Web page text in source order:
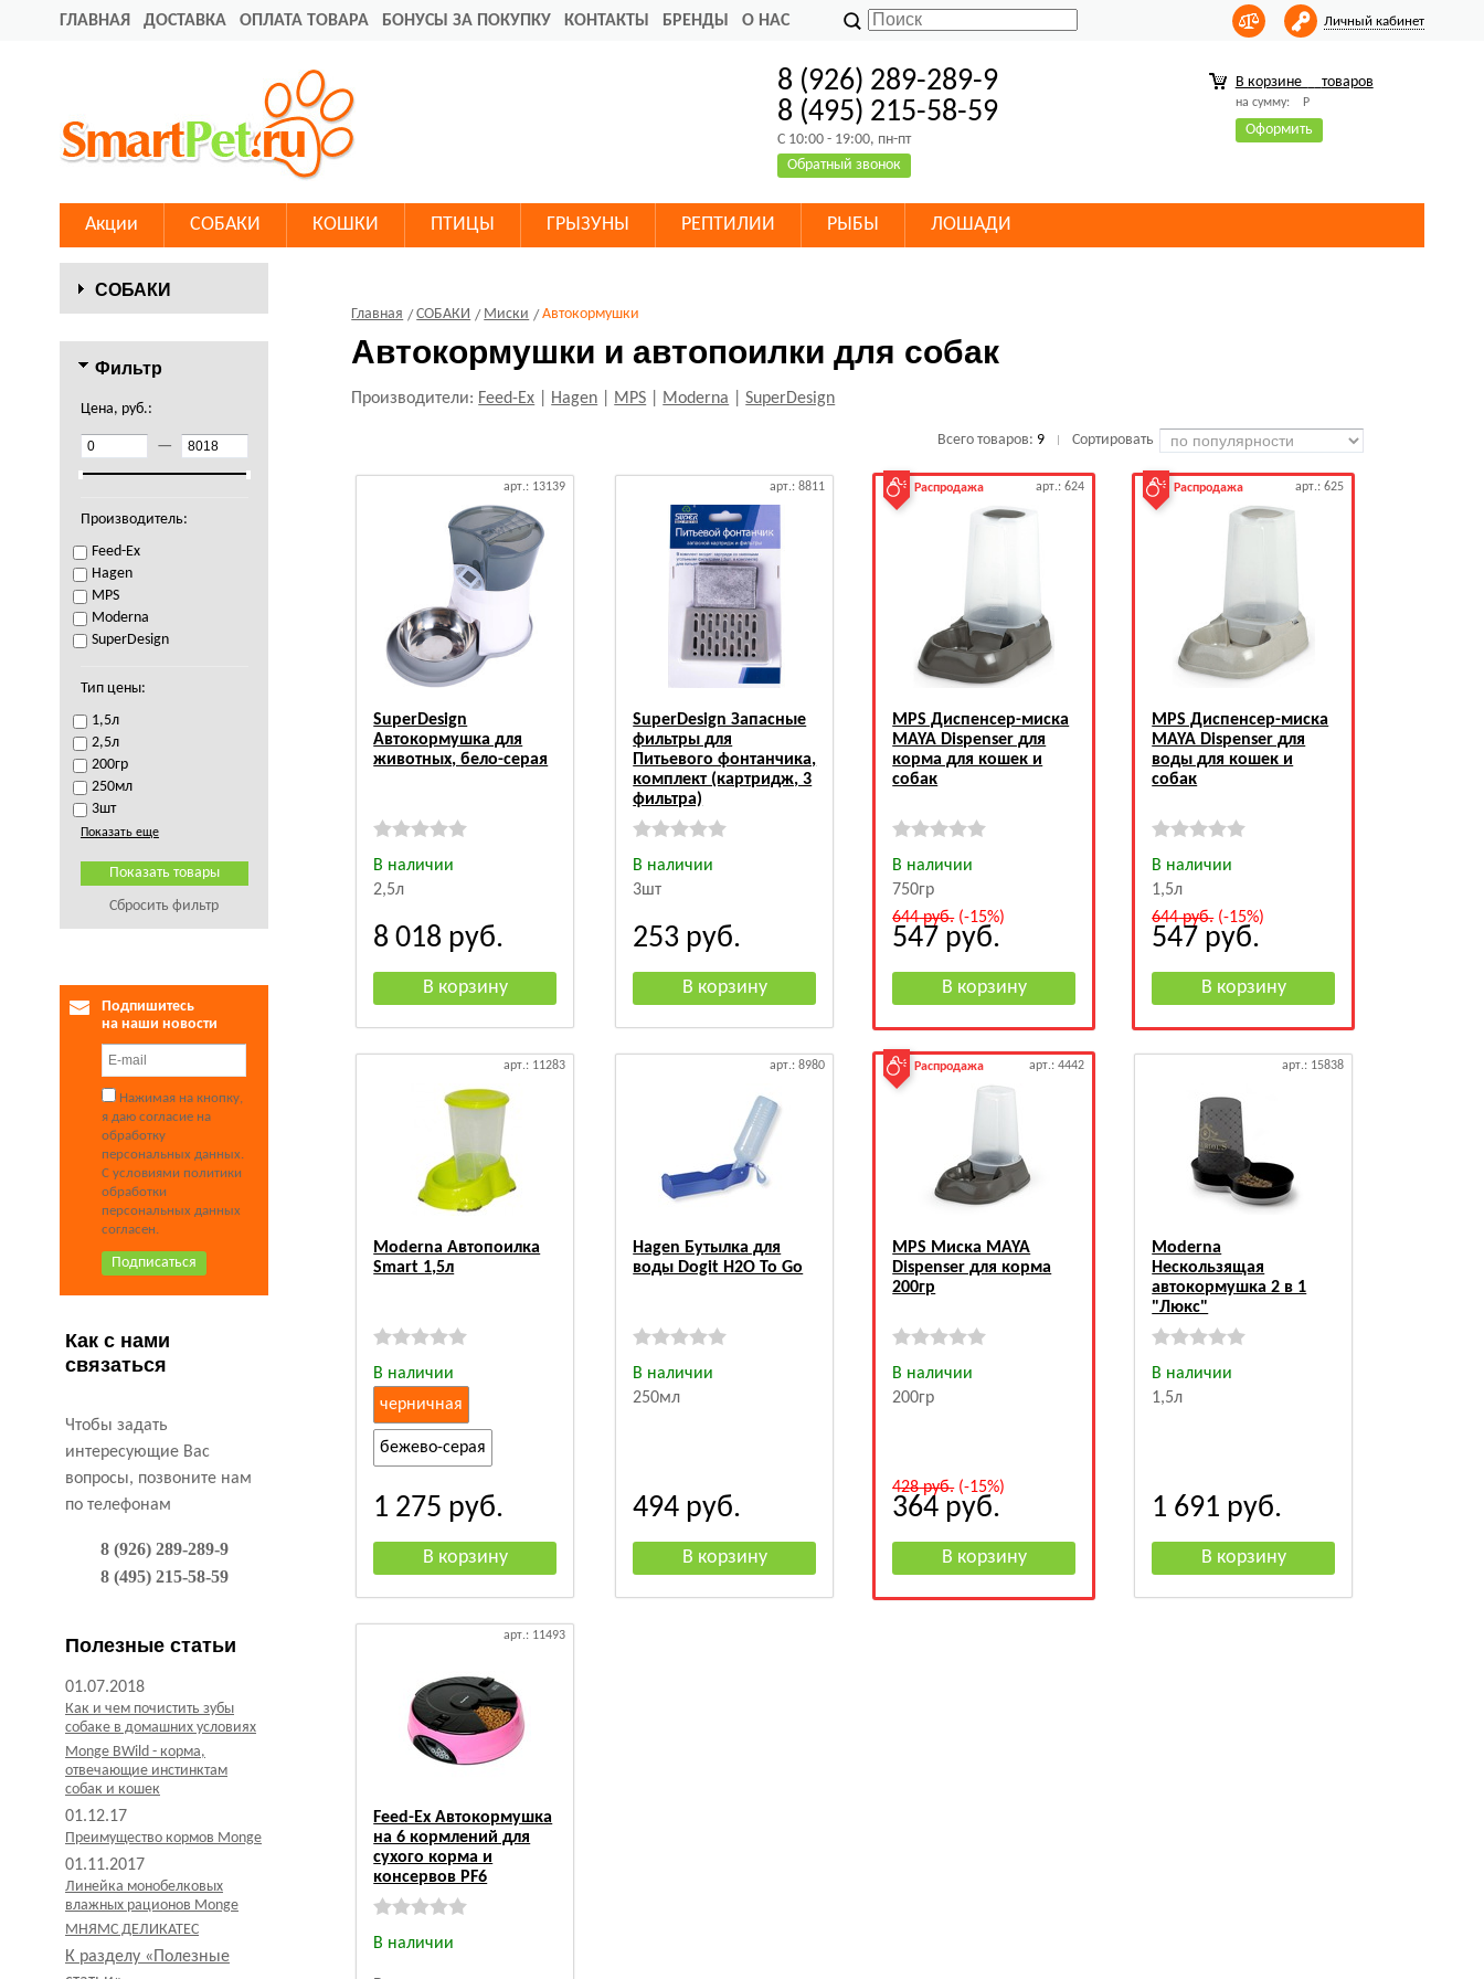
ГЛАВНАЯ ДОСТАВКА ОПЛАТА ТОВАРА БОНУСЫ ЗА ПОКУПКУ КОНТАКТЫ БРЕНДЫ О НАС Личный кабинет
8 (926) 289-289-9
8 (495) 215-58-59
C 10:00 - 19:00, пн-пт
Обратный звонок
В корзине товаров
на сумму: Р
Оформить
Акции СОБАКИ КОШКИ ПТИЦЫ ГРЫЗУНЫ РЕПТИЛИИ РЫБЫ ЛОШАДИ
СОБАКИ
Фильтр
Цена, руб.:
—
Производитель:
Feed-Ex
Hagen
MPS
Moderna
SuperDesign
Тип цены:
1,5л
2,5л
200гр
250мл
3шт
Показать еще
Сбросить фильтр
Подпишитесь
на наши новости
Нажимая на кнопку,
я даю согласие на
обработку
персональных данных.
С условиями политики
обработки
персональных данных
согласен.
Как с нами
связаться
Чтобы задать
интересующие Вас
вопросы, позвоните нам
по телефонам
8 (926) 289-289-9
8 (495) 215-58-59
Полезные статьи
01.07.2018
Как и чем почистить зубы
собаке в домашних условиях
Monge BWild - корма,
отвечающие инстинктам
собак и кошек
01.12.17
Преимущество кормов Monge
01.11.2017
Линейка монобелковых
влажных рационов Monge
МНЯМС ДЕЛИКАТЕС
К разделу «Полезные
Главная СОБАКИ Миски Автокормушки
Автокормушки и автопоилки для собак
Производители: Feed-Ex Hagen MPS Moderna |SuperDesign
Всего товаров: 9 Сортировать
арт.: 13139
SuperDesign
Автокормушка для
животных, бело-серая
В наличии
2,5л
8 018 руб.
арт.: 8811
SuperDesign Запасные
фильтры для
Питьевого фонтанчика,
комплект (картридж, 3
фильтра)
В наличии
3шт
253 руб.
Распродажа арт.: 624
MPS Диспенсер-миска
MAYA Dispenser для
корма для кошек и
собак
В наличии
750гр
644руб.(-15%)
547 руб.
Распродажа арт.: 625
MPS Диспенсер-миска
MAYA Dispenser для
воды для кошек и
собак
В наличии
1,5л
644руб.(-15%)
547 руб.
арт.: 11283
Moderna Автопоилка
Smart 1,5л
В наличии
черничная
бежево-серая
1 275 руб.
арт.: 8980
Hagen Бутылка для
воды Dogit H2O To Go
В наличии
250мл
494 руб.
Распродажа арт.: 4442
MPS Миска MAYA
Dispenser для корма
200гр
В наличии
200гр
428руб.(-15%)
364 руб.
арт.: 15838
Moderna
Нескользящая
автокормушка 2 в 1
"Люкс"
В наличии
1,5л
1 691 руб.
арт.: 11493
Feed-Ex Автокормушка
на 6 кормлений для
сухого корма и
консервов PF6
В наличии